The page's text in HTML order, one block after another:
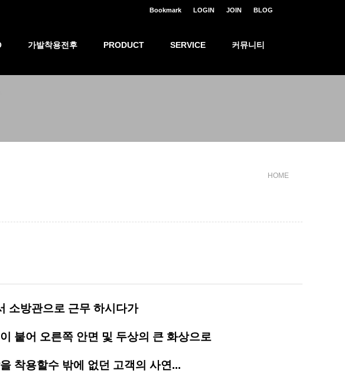
BLOG
JOIN
LOGIN
Bookmark
가발착용전후 PRODUCT SERVICE 커뮤니티
HOME
소방관으로 근무 하시다가
붙어 오른쪽 안면 및 두상의 큰 화상으로
착용할수 밖에 없던 고객의 사연...